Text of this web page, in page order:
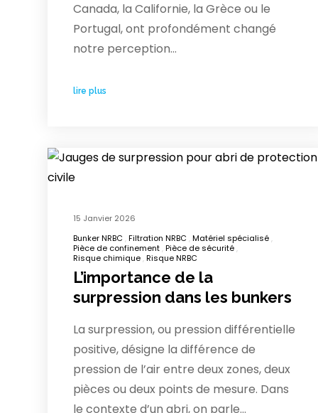
Canada, la Californie, la Grèce ou le
Portugal, ont profondément changé
notre perception…
lire plus
15 Janvier 2026
Bunker NRBC Filtration NRBC Matériel spécialisé
Pièce de confinement Pièce de sécurité
Risque chimique Risque NRBC
L’importance de la
surpression dans les bunkers
La surpression, ou pression différentielle
positive, désigne la différence de
pression de l’air entre deux zones, deux
pièces ou deux points de mesure. Dans
le contexte d’un abri, on parle…